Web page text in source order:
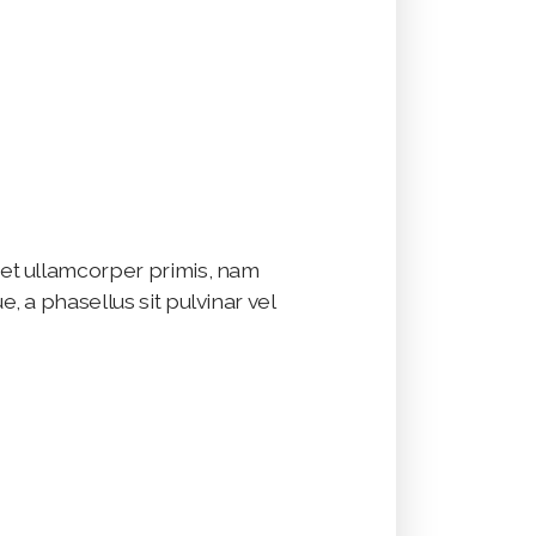
ullamcorper primis, nam
a phasellus sit pulvinar vel